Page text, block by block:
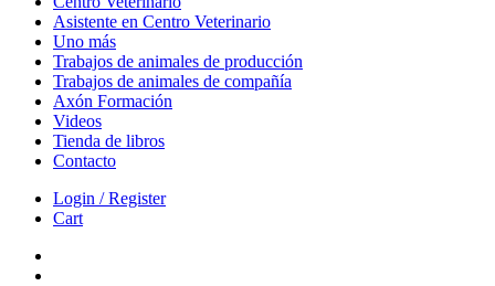
Asistente en Centro Veterinario
Uno más
Trabajos de animales de producción
Trabajos de animales de compañía
Axón Formación
Videos
Tienda de libros
Contacto
Login / Register
Cart